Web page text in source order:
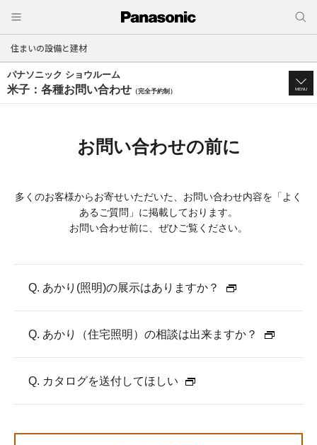
住まいの設備と建材
パナソニック ショウルーム
米子：各種お問い合わせ （完全予約制） MENU
お問い合わせの前に
多くのお客様からお寄せいただいた、お問い合わせ内容を「よく
あるご質問」に掲載しております。
お問い合わせ前に、ぜひご覧ください。
Q. あかり(照明)の展示はありますか？
Q. あかり（住宅照明）の相談は出来ますか？
Q. カタログを送付してほしい